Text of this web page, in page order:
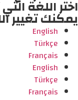
اختر اللغة
يمكنك تغيير
English
Türkçe
Français
English
Türkçe
Français